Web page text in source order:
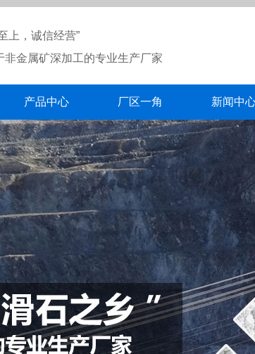
上，诚信经营”
非金属矿深加工的专业生产厂家
产品中心 厂区一角 新闻中